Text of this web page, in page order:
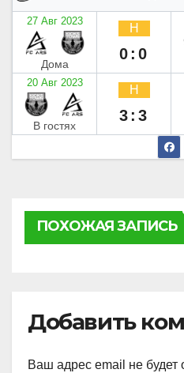
27 Авг 2023
Дома
Н
0:0
20 Авг 2023
В гостях
Н
3:3
ПОХОЖАЯ ЗАПИСЬ
Добавить
Ваш адрес email не будет